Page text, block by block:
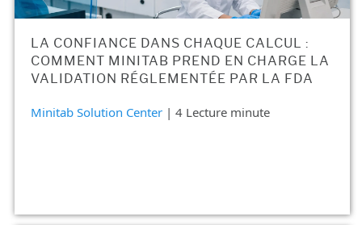
LA CONFIANCE DANS CHAQUE CALCUL :
COMMENT MINITAB PREND EN CHARGE LA
VALIDATION RÉGLEMENTÉE PAR LA FDA
Minitab Solution Center | 4 Lecture minute